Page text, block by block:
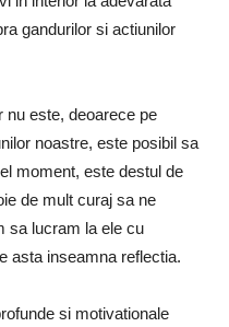
gandurilor si actiunilor
nu este, deoarece pe
noastre, este posibil sa
moment, este destul de
de mult curaj sa ne
sa lucram la ele cu
asta inseamna reflectia.
si motivationale